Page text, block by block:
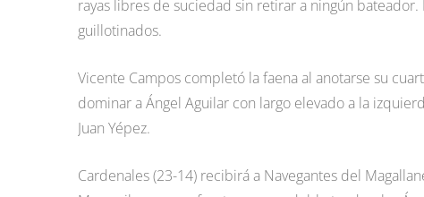
rayas libres de suciedad sin retirar a ningún
guillotinados.
Vicente Campos completó la faena al anotarse su
dominar a Ángel Aguilar con largo elevado a la
Juan Yépez.
Cardenales (23-14) recibirá a Navegantes del